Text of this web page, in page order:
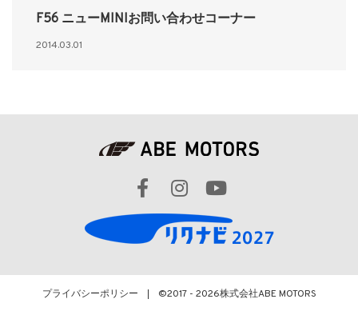
F56 ニューMINIお問い合わせコーナー
2014.03.01
プライバシーポリシー ©2017 - 2026株式会社ABE MOTORS